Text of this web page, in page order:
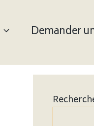
Demander